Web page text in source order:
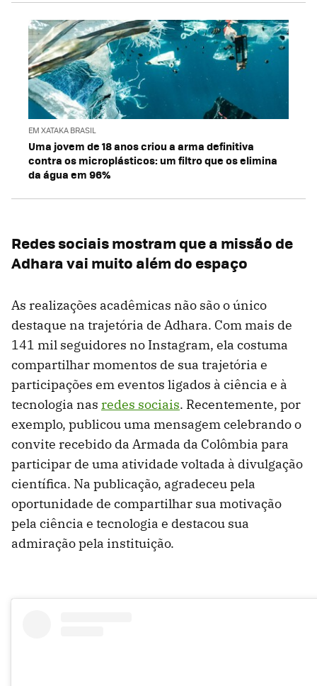
EM XATAKA BRASIL
Uma jovem de 18 anos criou a arma definitiva
contra os microplásticos: um filtro que os elimina
da água em 96%
Redes sociais mostram que a missão de
Adhara vai muito além do espaço
As realizações acadêmicas não são o único
destaque na trajetória de Adhara. Com mais de
141 mil seguidores no Instagram, ela costuma
compartilhar momentos de sua trajetória e
participações em eventos ligados à ciência e à
tecnologia nas redes sociais. Recentemente, por
exemplo, publicou uma mensagem celebrando o
convite recebido da Armada da Colômbia para
participar de uma atividade voltada à divulgação
científica. Na publicação, agradeceu pela
oportunidade de compartilhar sua motivação
pela ciência e tecnologia e destacou sua
admiração pela instituição.